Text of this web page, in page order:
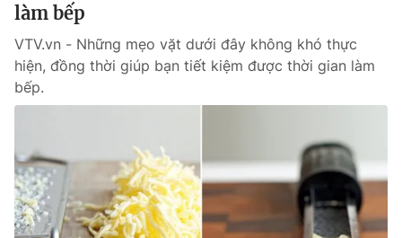
VTV4
VTV9 VTV8
THỜI BÁO VTV
làm bếp
VTV.vn - Những mẹo vặt dưới đây không khó thực
hiện, đồng thời giúp bạn tiết kiệm được thời gian làm
bếp.